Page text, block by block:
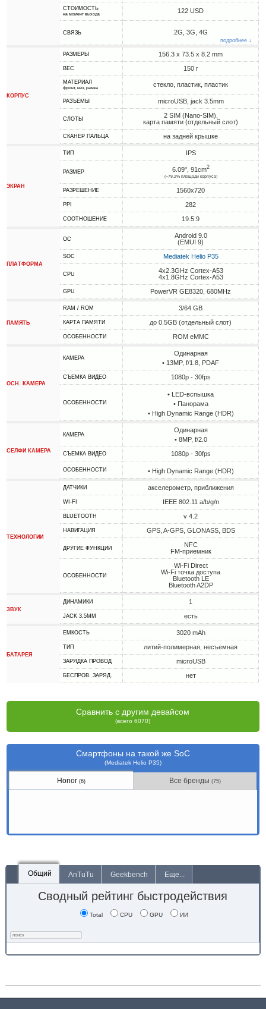
СТОИМОСТЬ
на момент выхода 122 USD
СВЯЗЬ 2G, 3G, 4G
подробнее ↓
КОРПУС
РАЗМЕРЫ 156.3 x 73.5 x 8.2 mm
ВЕС 150 г
МАТЕРИАЛ
фронт, низ, рамка стекло, пластик, пластик
РАЗЪЕМЫ microUSB, jack 3.5mm
СЛОТЫ
2 SIM (Nano-SIM),
карта памяти (отдельный слот)
СКАНЕР ПАЛЬЦА на задней крышке
ЭКРАН
ТИП IPS
РАЗМЕР 6.09", 91cm2
(~79.2% площади корпуса)
РАЗРЕШЕНИЕ 1560x720
PPI 282
СООТНОШЕНИЕ 19.5:9
ПЛАТФОРМА
ОС
Android 9.0
(EMUI 9)
SOC Mediatek Helio P35
CPU
4x2.3GHz Cortex-A53
4x1.8GHz Cortex-A53
GPU PowerVR GE8320, 680MHz
ПАМЯТЬ
RAM / ROM 3/64 GB
КАРТА ПАМЯТИ до 0.5GB (отдельный слот)
ОСОБЕННОСТИ ROM eMMC
ОСН. КАМЕРА
КАМЕРА
Одинарная
• 13MP, f/1.8, PDAF
СЪЕМКА ВИДЕО 1080p - 30fps
ОСОБЕННОСТИ
• LED-вспышка
• Панорама
• High Dynamic Range (HDR)
СЕЛФИ КАМЕРА
КАМЕРА
Одинарная
• 8MP, f/2.0
СЪЕМКА ВИДЕО 1080p - 30fps
ОСОБЕННОСТИ • High Dynamic Range (HDR)
ТЕХНОЛОГИИ
ДАТЧИКИ акселерометр, приближения
WI-FI IEEE 802.11 a/b/g/n
BLUETOOTH v 4.2
НАВИГАЦИЯ GPS, A-GPS, GLONASS, BDS
ДРУГИЕ ФУНКЦИИ
NFC
FM-приемник
ОСОБЕННОСТИ
Wi-Fi Direct
Wi-Fi точка доступа
Bluetooth LE
Bluetooth A2DP
ЗВУК
ДИНАМИКИ 1
JACK 3.5MM есть
БАТАРЕЯ
ЕМКОСТЬ 3020 mAh
ТИП литий-полимерная, несъемная
ЗАРЯДКА ПРОВОД microUSB
БЕСПРОВ. ЗАРЯД. нет
Сравнить с другим девайсом
(всего 6070)
Смартфоны на такой же SoC
(Mediatek Helio P35)
Honor(6) Все бренды(75)
Общий AnTuTu Geekbench Еще...
Сводный рейтинг быстродействия
Total CPU GPU ИИ